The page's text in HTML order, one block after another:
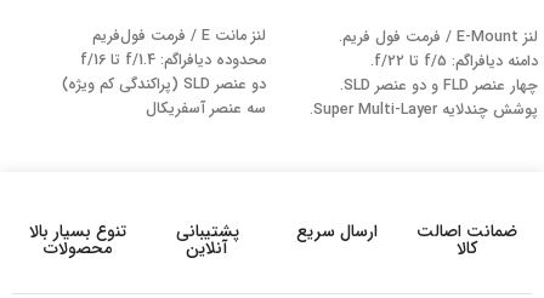
لنز E-Mount / فرمت فول فریم.
دامنه دیافراگم: f/5 تا f/22.
چهار عنصر FLD و دو عنصر SLD.
پوشش چندلایه Super Multi-Layer.
سوئیچ Zoom Torque و پایه Arca-
لنز مانت E / فرمت فول‌فریم
محدوده دیافراگم: f/1.4 تا f/16
دو عنصر SLD (پراکندگی کم ویژه)
سه عنصر آسفریکال
قطر فیلتر جلویی: ۸۲ میلی‌متر
نگهدارنده فیلتر در پشت لنز
ضمانت اصالت
کالا
ارسال سریع پشتیبانی
آنلاین
تنوع بسیار بالا
محصولات